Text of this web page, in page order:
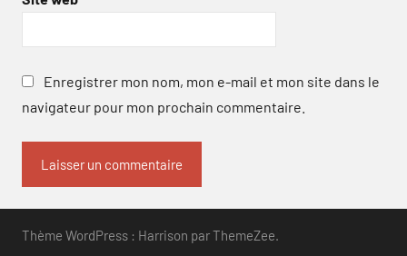
Enregistrer mon nom, mon e-mail et mon site dans le
navigateur pour mon prochain commentaire.
Thème WordPress : Harrison par ThemeZee.